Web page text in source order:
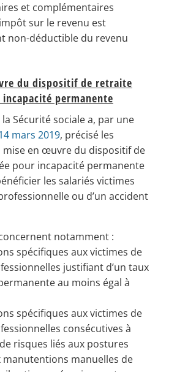
et complémentaires
sur le revenu est
non-déductible du revenu
du dispositif de retraite
permanente
Sécurité sociale a, par une
mars 2019, précisé les
mise en œuvre du dispositif de
pour incapacité permanente
les salariés victimes
ou d’un accident
notamment :
spécifiques aux victimes de
justifiant d’un taux
au moins égal à
spécifiques aux victimes de
consécutives à
risques liés aux postures
manutentions manuelles de